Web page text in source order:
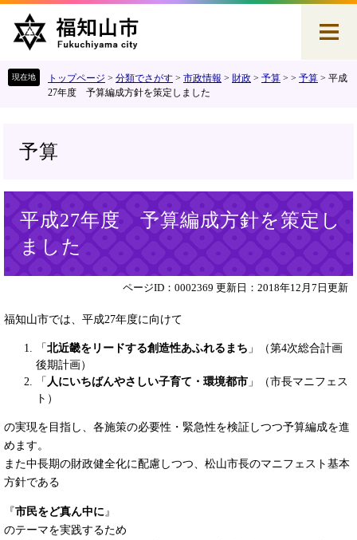
へ
トップページ > 分類でさがす > 市政情報 > 財政 > 予算 > > 予算 > 平成
27年度 予算編成方針を策定しました
予算
平成27年度 予算編成方針を策定し
ました
ページID：0002369 更新日：2018年12月7日更新
福知山市では、平成27年度に向けて
「 北近畿をリードする創造性あふれるまち 」（第4次総合計画
後期計画）
「 人にいちばんやさしい子育て・環境都市 」（市長マニフェス
ト）
の実現を目指し、各施策の必要性・緊急性を検証しつつ予算編成を進
めます。
また中長期の財政健全化に配慮しつつ、松山市長のマニフェスト基本
方針である
『市民をど真ん中に』
のテーマを実践するため